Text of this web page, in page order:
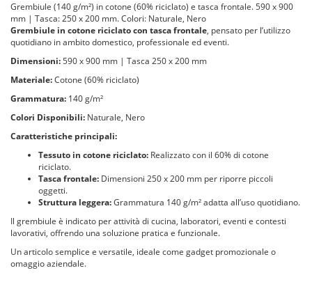
Grembiule (140 g/m²) in cotone (60% riciclato) e tasca frontale. 590 x 900
mm | Tasca: 250 x 200 mm. Colori: Naturale, Nero
Grembiule in cotone riciclato con tasca frontale, pensato per l’utilizzo
quotidiano in ambito domestico, professionale ed eventi.
Dimensioni:590 x 900 mm | Tasca 250 x 200 mm
Materiale:Cotone (60% riciclato)
Grammatura: 140 g/m²
Colori Disponibili: Naturale, Nero
Caratteristiche principali:
Tessuto in cotone riciclato: Realizzato con il 60% di cotone
riciclato.
Tasca frontale: Dimensioni 250 x 200 mm per riporre piccoli
oggetti.
Struttura leggera:Grammatura 140 g/m² adatta all’uso quotidiano.
Il grembiule è indicato per attività di cucina, laboratori, eventi e contesti
lavorativi, offrendo una soluzione pratica e funzionale.
Un articolo semplice e versatile, ideale come gadget promozionale o
omaggio aziendale.